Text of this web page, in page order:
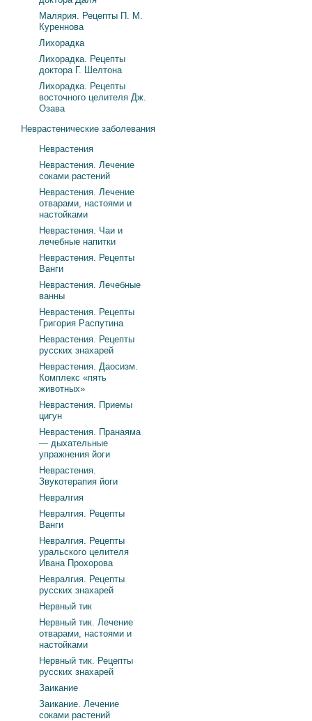
Малярия. Рецепты П. М.
Куреннова
Лихорадка
Лихорадка. Рецепты
доктора Г. Шелтона
Лихорадка. Рецепты
восточного целителя Дж.
Озава
Неврастенические заболевания
Неврастения
Неврастения. Лечение
соками растений
Неврастения. Лечение
отварами, настоями и
настойками
Неврастения. Чаи и
лечебные напитки
Неврастения. Рецепты
Ванги
Неврастения. Лечебные
ванны
Неврастения. Рецепты
Григория Распутина
Неврастения. Рецепты
русских знахарей
Неврастения. Даосизм.
Комплекс «пять
животных»
Неврастения. Приемы
цигун
Неврастения. Пранаяма
— дыхательные
упражнения йоги
Неврастения.
Звукотерапия йоги
Невралгия
Невралгия. Рецепты
Ванги
Невралгия. Рецепты
уральского целителя
Ивана Прохорова
Невралгия. Рецепты
русских знахарей
Нервный тик
Нервный тик. Лечение
отварами, настоями и
настойками
Нервный тик. Рецепты
русских знахарей
Заикание
Заикание. Лечение
соками растений